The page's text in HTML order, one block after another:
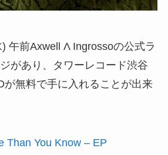
午前Axwell Λ Ingrossoの公式ラ
があり、タワーレコード渋谷
が無料で手に入れることが出来
Than You Know – EP